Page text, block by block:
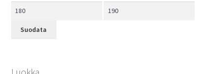
Suodata